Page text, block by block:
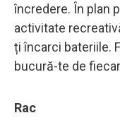
încredere. În plan
activitate
ți încarci bateriile.
bucură-te de
Rac